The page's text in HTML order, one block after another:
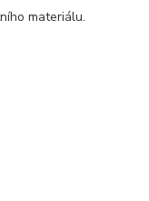
materiálu.